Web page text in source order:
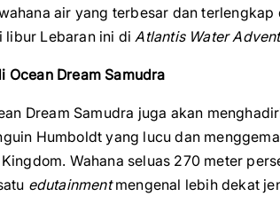
air yang terbesar dan
libur Lebaran ini diAtlantis Water
Ocean Dream Samudra
Dream Samudra juga akan
Humboldt yang lucu dan
Wahana seluas 270 meter
edutainmentmengenal lebih dekat